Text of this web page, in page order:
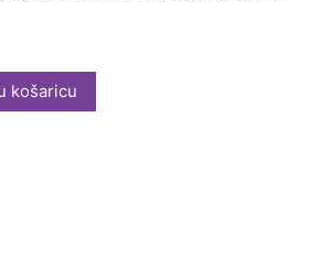
košaricu